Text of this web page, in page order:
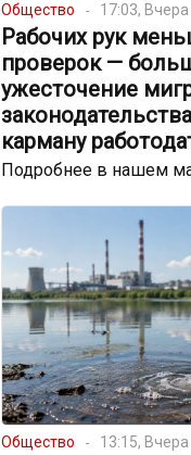
Общество 17:03, Вчера
Рабочих рук
проверок —
ужесточение
карману
Подробнее в нашем
Общество 13:15, Вчера